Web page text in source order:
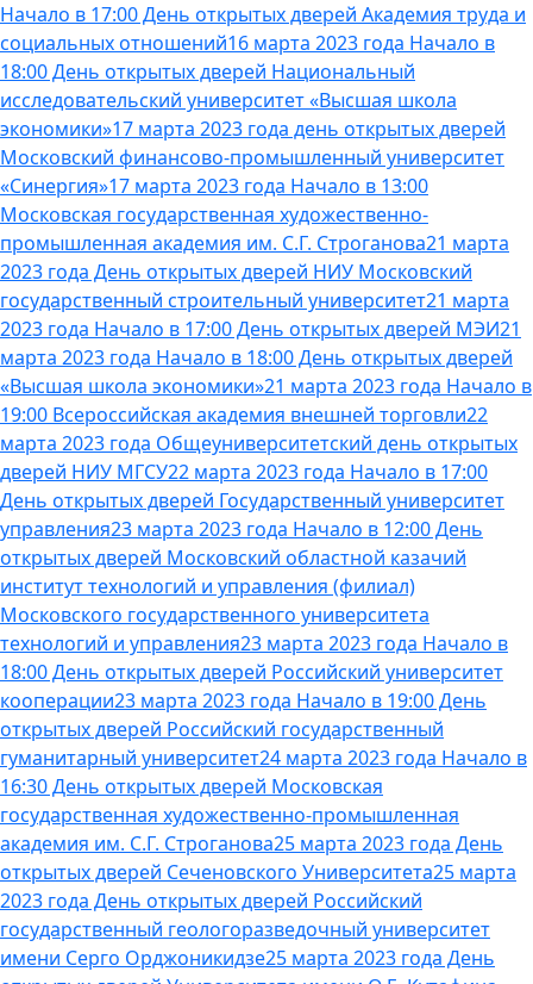
Начало в 17:00 День открытых дверей Академия труда и
социальных отношений16 марта 2023 года Начало в
18:00 День открытых дверей Национальный
исследовательский университет «Высшая школа
экономики»17 марта 2023 года день открытых дверей
Московский финансово-промышленный университет
«Синергия»17 марта 2023 года Начало в 13:00
Московская государственная художественно-
промышленная академия им. С.Г. Строганова21 марта
2023 года День открытых дверей НИУ Московский
государственный строительный университет21 марта
2023 года Начало в 17:00 День открытых дверей МЭИ21
марта 2023 года Начало в 18:00 День открытых дверей
«Высшая школа экономики»21 марта 2023 года Начало в
19:00 Всероссийская академия внешней торговли22
марта 2023 года Общеуниверситетский день открытых
дверей НИУ МГСУ22 марта 2023 года Начало в 17:00
День открытых дверей Государственный университет
управления23 марта 2023 года Начало в 12:00 День
открытых дверей Московский областной казачий
институт технологий и управления (филиал)
Московского государственного университета
технологий и управления23 марта 2023 года Начало в
18:00 День открытых дверей Российский университет
кооперации23 марта 2023 года Начало в 19:00 День
открытых дверей Российский государственный
гуманитарный университет24 марта 2023 года Начало в
16:30 День открытых дверей Московская
государственная художественно-промышленная
академия им. С.Г. Строганова25 марта 2023 года День
открытых дверей Сеченовского Университета25 марта
2023 года День открытых дверей Российский
государственный геологоразведочный университет
имени Серго Орджоникидзе25 марта 2023 года День